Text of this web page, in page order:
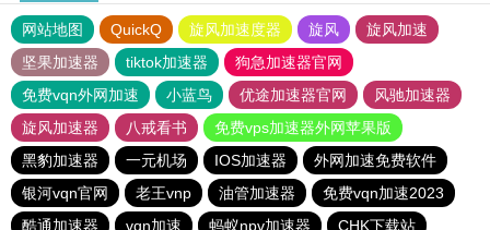
网站地图 QuickQ 旋风加速度器 旋风
旋风加速
坚果加速器
tiktok加速器
狗急加速器官网
免费vqn外网加速
小蓝鸟 优途加速器官网
风驰加速器
旋风加速器
八戒看书
免费vps加速器外网苹果版
黑豹加速器
一元机场 IOS加速器
外网加速免费软件
银河vqn官网
老王vnp 油管加速器
免费vqn加速2023
酷通加速器
vqn加速 蚂蚁npv加速器
CHK下载站